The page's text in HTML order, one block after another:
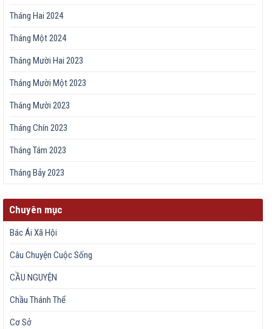
Tháng Hai 2024
Tháng Một 2024
Tháng Mười Hai 2023
Tháng Mười Một 2023
Tháng Mười 2023
Tháng Chín 2023
Tháng Tám 2023
Tháng Bảy 2023
Chuyên mục
Bác Ái Xã Hội
Câu Chuyện Cuộc Sống
CẦU NGUYỆN
Chầu Thánh Thể
Cơ Sở